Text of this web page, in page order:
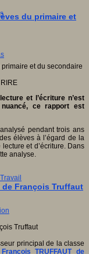
du primaire et
et l’écriture n’est
ce rapport est
pendant trois ans
élèves à l’égard de la
et d’écriture. Dans
analyse.
François Truffaut
principal de la classe
TRUFFAUT de